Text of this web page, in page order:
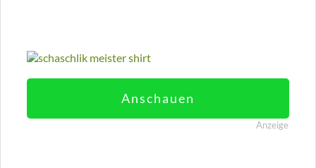
Anschauen
Anzeige